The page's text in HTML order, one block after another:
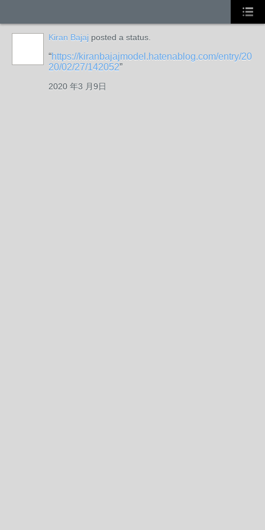
Kiran Bajaj posted a status.
https://kiranbajajmodel.hatenablog.com/entry/20
20/02/27/142052
2020 年3 月9日